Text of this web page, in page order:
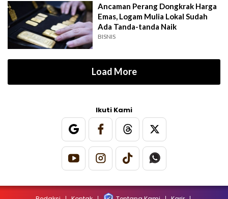
Ancaman Perang Dongkrak Harga
Emas, Logam Mulia Lokal Sudah
Ada Tanda-tanda Naik
BISNIS
Load More
Ikuti Kami